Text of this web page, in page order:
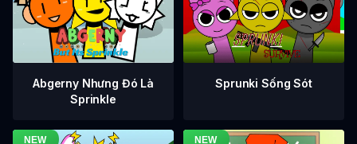
Abgerny Nhưng Đó Là
Sprinkle
Sprunki Sống Sót